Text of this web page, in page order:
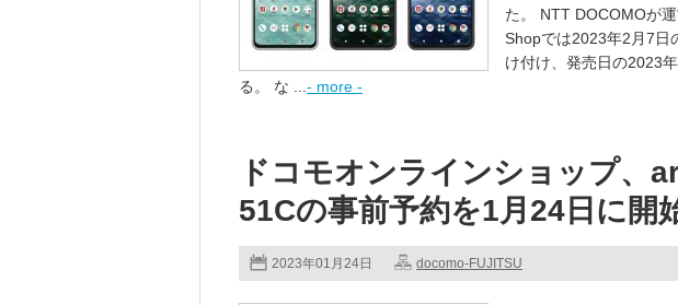
た。 NTT DOCOMOが
Shopでは2023年2月7日
け付け、発売日の2023
る。 な ... - more -
ドコモオンラインショップ、
51Cの事前予約を1月24日に開
2023年01月24日 docomo-FUJITSU